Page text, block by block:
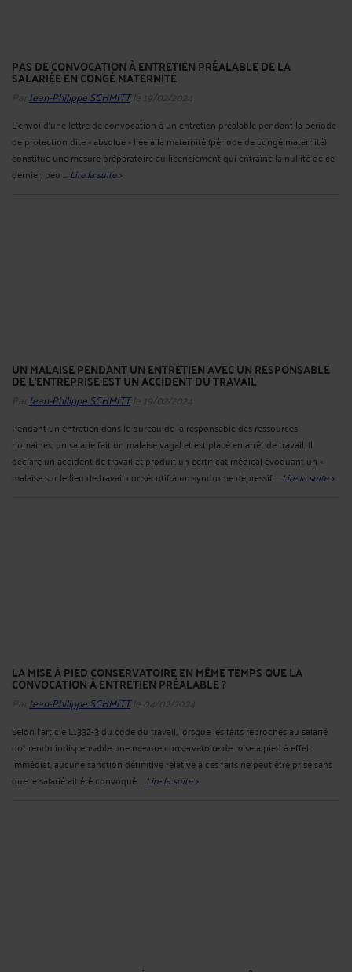
PAS DE CONVOCATION À ENTRETIEN PRÉALABLE DE LA
SALARIÉE EN CONGÉ MATERNITÉ
Par Jean-Philippe SCHMITTle 19/02/2024
L’envoi d’une lettre de convocation à un entretien préalable pendant la période
de protection dite « absolue » liée à la maternité (période de congé maternité)
constitue une mesure préparatoire au licenciement qui entraîne la nullité de ce
dernier, peu ... Lire la suite >
UN MALAISE PENDANT UN ENTRETIEN AVEC UN RESPONSABLE
DE L'ENTREPRISE EST UN ACCIDENT DU TRAVAIL
Par Jean-Philippe SCHMITTle 19/02/2024
Pendant un entretien dans le bureau de la responsable des ressources
humaines, un salarié fait un malaise vagal et est placé en arrêt de travail. Il
déclare un accident de travail et produit un certificat médical évoquant un «
malaise sur le lieu de travail consécutif à un syndrome dépressif ... Lire la suite >
LA MISE À PIED CONSERVATOIRE EN MÊME TEMPS QUE LA
CONVOCATION À ENTRETIEN PRÉALABLE ?
Par Jean-Philippe SCHMITTle 04/02/2024
Selon l’article L1332-3 du code du travail, lorsque les faits reprochés au salarié
ont rendu indispensable une mesure conservatoire de mise à pied à effet
immédiat, aucune sanction définitive relative à ces faits ne peut être prise sans
que le salarié ait été convoqué ... Lire la suite >